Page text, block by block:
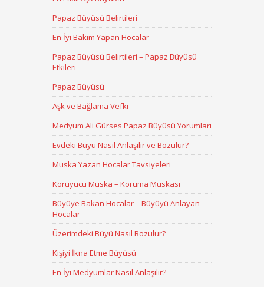
Papaz Büyüsü Belirtileri
En İyi Bakım Yapan Hocalar
Papaz Büyüsü Belirtileri – Papaz Büyüsü
Etkileri
Papaz Büyüsü
Aşk ve Bağlama Vefki
Medyum Ali Gürses Papaz Büyüsü Yorumları
Evdeki Büyü Nasıl Anlaşılır ve Bozulur?
Muska Yazan Hocalar Tavsiyeleri
Koruyucu Muska – Koruma Muskası
Büyüye Bakan Hocalar – Büyüyü Anlayan
Hocalar
Üzerimdeki Büyü Nasıl Bozulur?
Kişiyi İkna Etme Büyüsü
En İyi Medyumlar Nasıl Anlaşılır?